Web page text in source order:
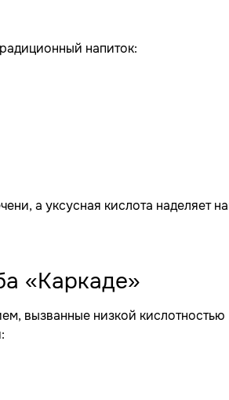
напиток:
а уксусная кислота наделяет
«Каркаде»
вызванные низкой кислотностью